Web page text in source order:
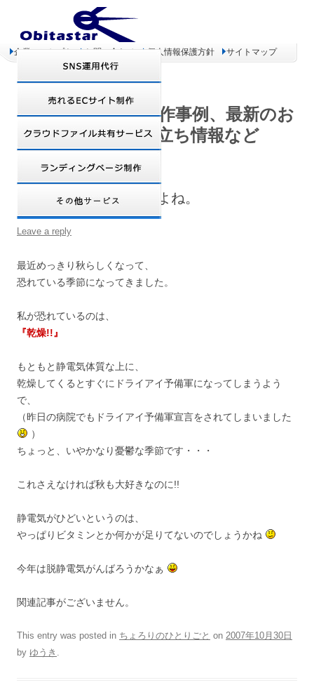
企業コンセプト お問い合わせ 個人情報保護方針 サイトマップ
オビタスター 制作事例、最新のお
得情報、お役立ち情報など
乾燥しやすい季節ですよね。
Leave a reply
最近めっきり秋らしくなって、
恐れている季節になってきました。
私が恐れているのは、
『乾燥!!』
もともと静電気体質な上に、
乾燥してくるとすぐにドライアイ予備軍になってしまうよう
で、
（昨日の病院でもドライアイ予備軍宣言をされてしまいました
）
ちょっと、いやかなり憂鬱な季節です・・・
これさえなければ秋も大好きなのに!!
静電気がひどいというのは、
やっぱりビタミンとか何かが足りてないのでしょうかね
今年は脱静電気がんばろうかなぁ
関連記事がございません。
This entry was posted in ちょろりのひとりごと on 2007年10月30日
by ゆうき .